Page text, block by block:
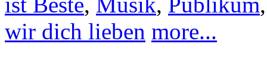
wir dich lieben more...